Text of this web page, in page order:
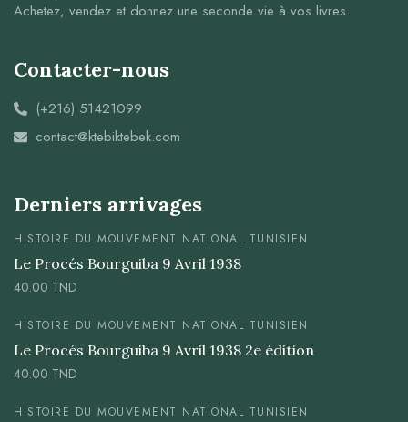
Achetez, vendez et donnez une seconde vie à vos livres.
Contacter-nous
(+216) 51421099
contact@ktebiktebek.com
Derniers arrivages
HISTOIRE DU MOUVEMENT NATIONAL TUNISIEN
Le Procés Bourguiba 9 Avril 1938
40.00 TND
HISTOIRE DU MOUVEMENT NATIONAL TUNISIEN
Le Procés Bourguiba 9 Avril 1938 2e édition
40.00 TND
HISTOIRE DU MOUVEMENT NATIONAL TUNISIEN